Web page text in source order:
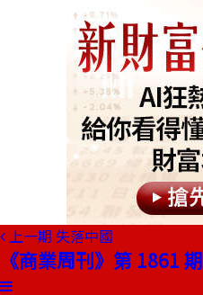
上一期 失落中國
《商業周刊》第 1861 期